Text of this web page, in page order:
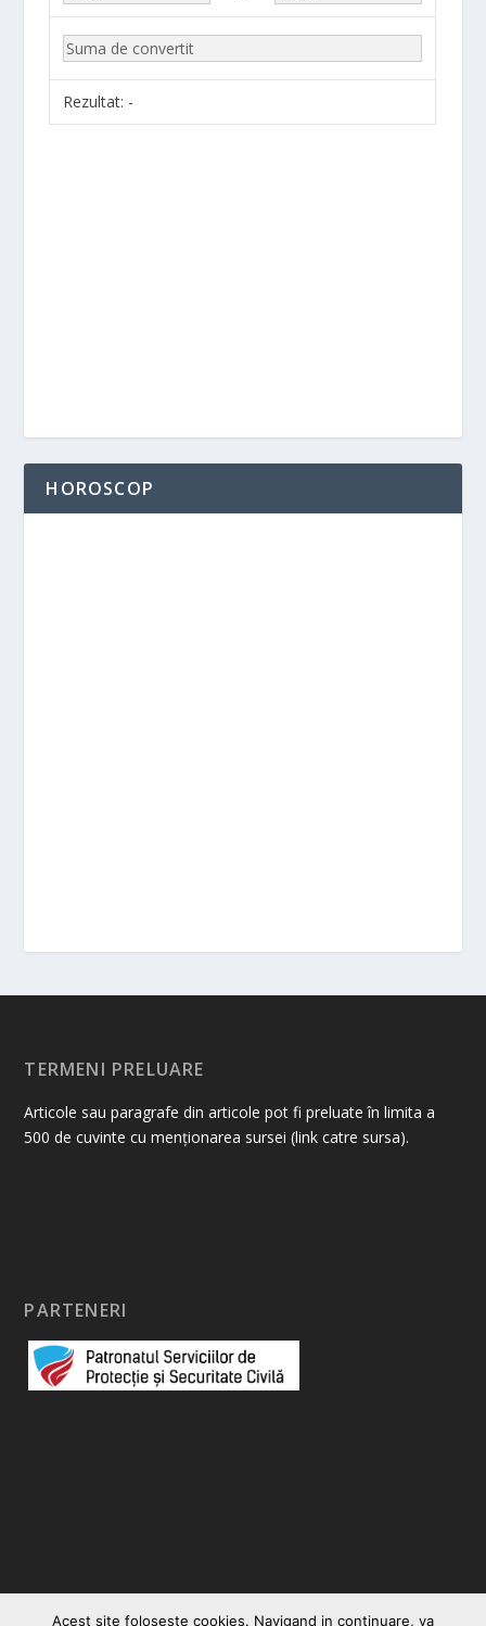
Rezultat: -
HOROSCOP
TERMENI PRELUARE
Articole sau paragrafe din articole pot fi preluate în limita a
500 de cuvinte cu menționarea sursei (link catre sursa).
PARTENERI
Acest site foloseste cookies. Navigand in continuare, va